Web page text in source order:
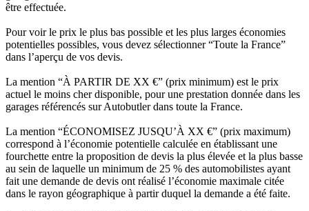
être effectuée.
Pour voir le prix le plus bas possible et les plus larges économies
potentielles possibles, vous devez sélectionner “Toute la France”
dans l’aperçu de vos devis.
La mention “À PARTIR DE XX €” (prix minimum) est le prix
actuel le moins cher disponible, pour une prestation donnée dans les
garages référencés sur Autobutler dans toute la France.
La mention “ÉCONOMISEZ JUSQU’À XX €” (prix maximum)
correspond à l’économie potentielle calculée en établissant une
fourchette entre la proposition de devis la plus élevée et la plus basse
au sein de laquelle un minimum de 25 % des automobilistes ayant
fait une demande de devis ont réalisé l’économie maximale citée
dans le rayon géographique à partir duquel la demande a été faite.